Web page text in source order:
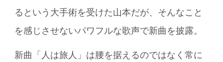
るという大手術を受けた山本だが、そんなこと
を感じさせないパワフルな歌声で新曲を披露。
新曲「人は旅人」は腰を据えるのではなく常に